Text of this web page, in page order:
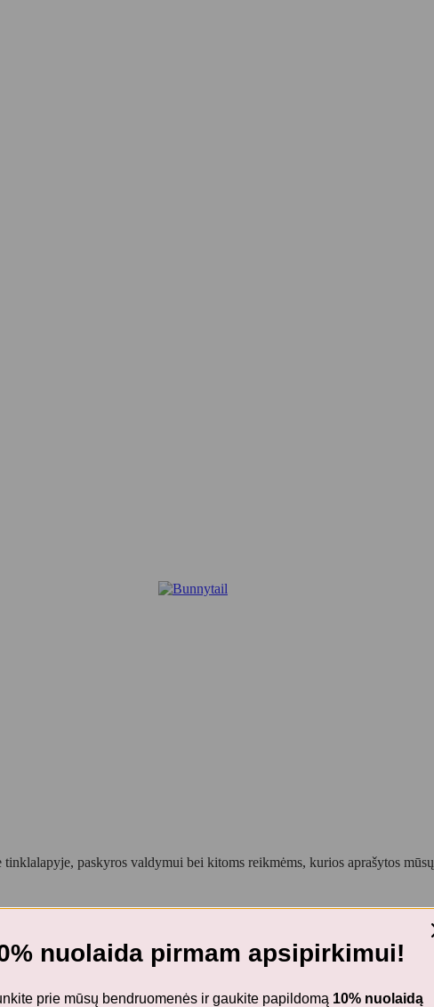
paskyros valdymui bei kitoms reikmėms, kurios aprašytos mūsų
nuolaida pirmam apsipirkimui!
prie mūsų bendruomenės ir gaukite papildomą 10% nuolaidą